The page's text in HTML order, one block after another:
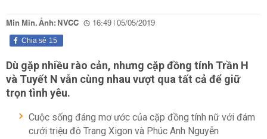
Min Min. Ảnh: NVCC 16:49 | 05/05/2019
15
Chia sẻ
Dù gặp nhiều rào cản, nhưng cặpđồng tính Trần H
và Tuyết N vẫn cùng nhau vượt qua tất cả để giữ
trọn tình yêu.
Cuộc sống đáng mơ ước của cặp đồng tính nữ với đám
cưới triệu đô Trang Xigon và Phúc Anh Nguyễn